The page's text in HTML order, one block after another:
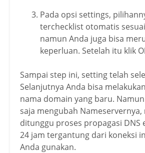
Pada opsi settings,
terchecklist otomatis
namun Anda juga bisa
keperluan. Setelah itu klik
Sampai step ini, setting telah
Selanjutnya Anda bisa
nama domain yang baru.
saja mengubah Nameservernya,
ditunggu proses propagasi DNS
24 jam tergantung dari koneksi
Anda gunakan.